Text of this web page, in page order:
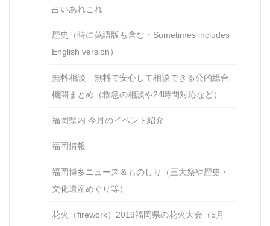
占いあれこれ
歴史（時に英語版も含む・Sometimes includes
English version）
無料相談 無料で安心して相談できる公的総合
機関まとめ（救急の相談や24時間対応など）
福岡県内 今月のイベント紹介
福岡情報
福岡博多ニュース＆ものしり（三大祭や歴史・
文化遺産めぐり等）
花火（firework）2019福岡県の花火大会（5月